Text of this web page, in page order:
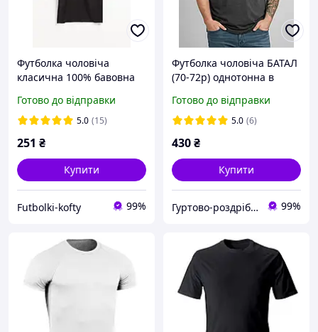
Футболка чоловіча
класична 100% бавовна
Готово до відправки
5.0 (15)
251 ₴
Купити
Futbolki-kofty 99%
Футболка чоловіча БАТАЛ
(70-72p) однотонна в
Готово до відправки
5.0 (6)
430₴
Купити
Гуртово-роздрібний магазин IZiDA 99%